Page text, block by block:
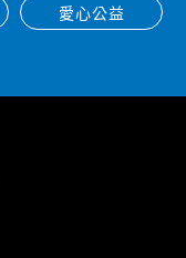
愛心公益